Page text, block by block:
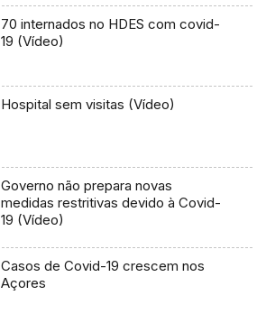
70 internados no HDES com covid-
19 (Vídeo)
Hospital sem visitas (Vídeo)
Governo não prepara novas
medidas restritivas devido à Covid-
19 (Vídeo)
Casos de Covid-19 crescem nos
Açores